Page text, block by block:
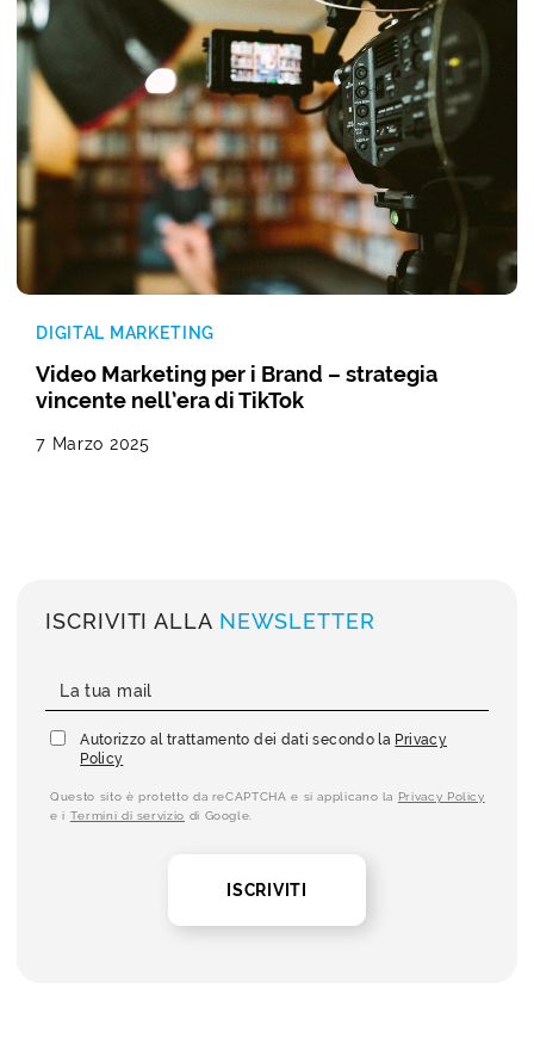
DIGITAL MARKETING
Video Marketing per i Brand – strategia
vincente nell’era di TikTok
7 Marzo 2025
ISCRIVITI ALLA NEWSLETTER
Autorizzo al trattamento dei dati secondo la Privacy
Policy
Questo sito è protetto da reCAPTCHA e si applicano la Privacy Policy
e i Termini di servizio di Google.
ISCRIVITI